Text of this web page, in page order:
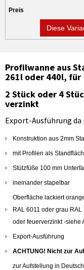
Diese
Profilwanne aus
261l oder 440l, für
2 Stück oder 4
verzinkt
Export-Ausführung
Konstruktion aus 2mm
mit Profilen als
Stützfüße 100 mm
ineinander stapelbar
Oberfläche lackiert
RAL 6011 oder grau
oder feuerverzinkt -siehe
Export-Ausführung
ACHTUNG! Nicht zur
zur Aufstellung in